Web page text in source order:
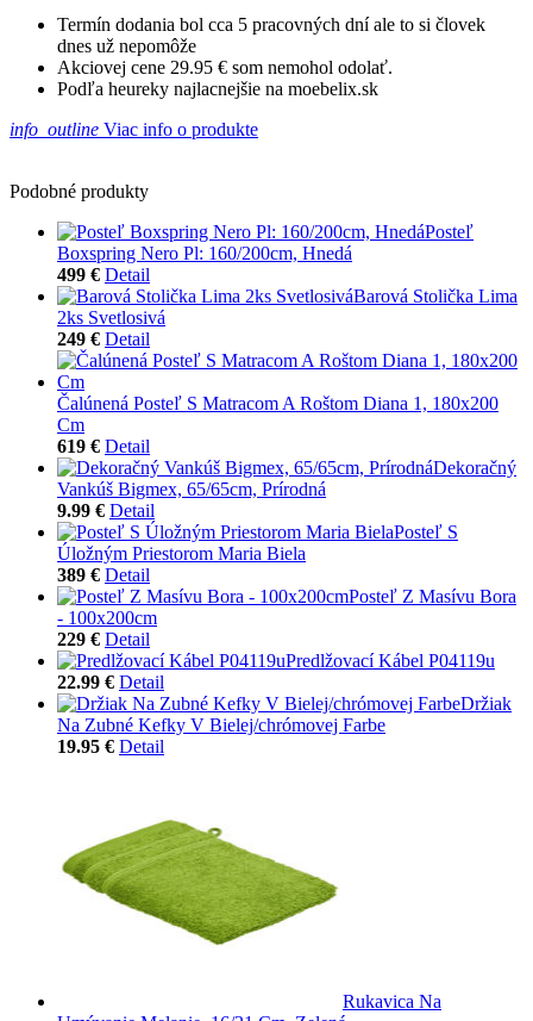
Termín dodania bol cca 5 pracovných dní ale to si človek
dnes už nepomôže
Akciovej cene 29.95 € som nemohol odolať.
Podľa heureky najlacnejšie na moebelix.sk
info_outline Viac info o produkte
Podobné produkty
Posteľ
Boxspring Nero Pl: 160/200cm, Hnedá
499 € Detail
Barová Stolička Lima
2ks Svetlosivá
249 € Detail
Čalúnená Posteľ S Matracom A Roštom Diana 1, 180x200
Cm
619 € Detail
Dekoračný
Vankúš Bigmex, 65/65cm, Prírodná
9.99 € Detail
Posteľ S
Úložným Priestorom Maria Biela
389 € Detail
Posteľ Z Masívu Bora
- 100x200cm
229 € Detail
Predlžovací Kábel P04119u
22.99 € Detail
Držiak
Na Zubné Kefky V Bielej/chrómovej Farbe
19.95 € Detail
Rukavica Na